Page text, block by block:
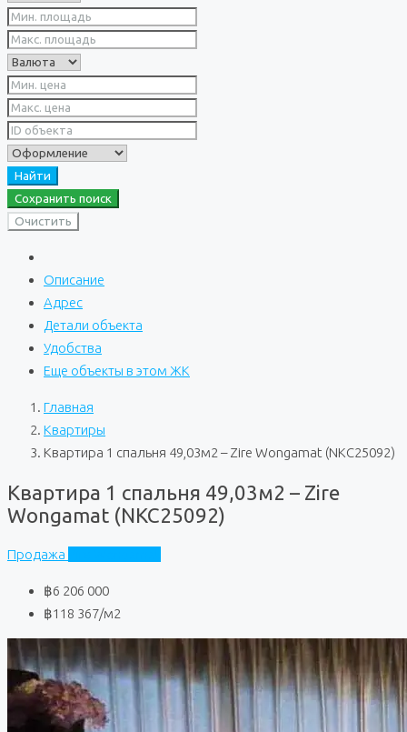
Найти
Сохранить поиск
Очистить
Описание
Адрес
Детали объекта
Удобства
Еще объекты в этом ЖК
Главная
Квартиры
Квартира 1 спальня 49,03м2 – Zire Wongamat (NKC25092)
Квартира 1 спальня 49,03м2 – Zire
Wongamat (NKC25092)
Продажа
฿6 206 000
฿118 367/м2